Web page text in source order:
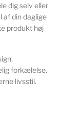
dig selv eller
af din daglige
produkt høj
forkælelse.
livsstil.